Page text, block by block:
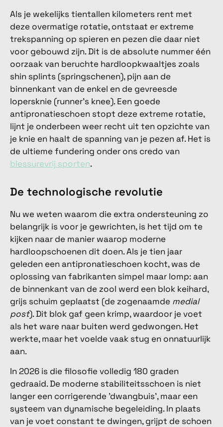
Als je wekelijks tientallen kilometers rent met
deze overmatige rotatie, ontstaat er extreme
trekspanning op spieren en pezen die daar niet
voor gebouwd zijn. Dit is de absolute nummer één
oorzaak van beruchte hardloopkwaaltjes zoals
shin splints (springschenen), pijn aan de
binnenkant van de enkel en de gevreesde
lopersknie (runner's knee). Een goede
antipronatieschoen stopt deze extreme rotatie,
lijnt je onderbeen weer recht uit ten opzichte van
je knie en haalt de spanning van je pezen af. Het is
de ultieme fundering onder ons credo van
blessurevrij sporten.
De technologische revolutie
Nu we weten waarom die extra ondersteuning zo
belangrijk is voor je gewrichten, is het tijd om te
kijken naar de manier waarop moderne
hardloopschoenen dit doen. Als je tien jaar
geleden een antipronatieschoen kocht, was de
oplossing van fabrikanten simpel maar lomp: aan
de binnenkant van de zool werd een blok keihard,
grijs schuim geplaatst (de zogenaamde medial
post). Dit blok gaf geen krimp, waardoor je voet
als het ware naar buiten werd gedwongen. Het
werkte, maar het voelde vaak stug en onnatuurlijk
aan.
In 2026 is die filosofie volledig 180 graden
gedraaid. De moderne stabiliteitsschoen is niet
langer een corrigerende 'dwangbuis', maar een
systeem van dynamische begeleiding. In plaats
van je voet constant te dwingen, grijpt de schoen